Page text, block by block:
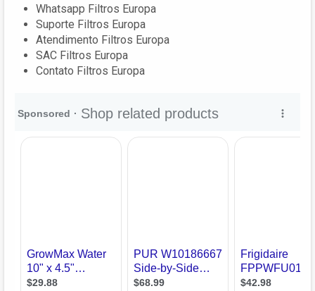
Whatsapp Filtros Europa
Suporte Filtros Europa
Atendimento Filtros Europa
SAC Filtros Europa
Contato Filtros Europa